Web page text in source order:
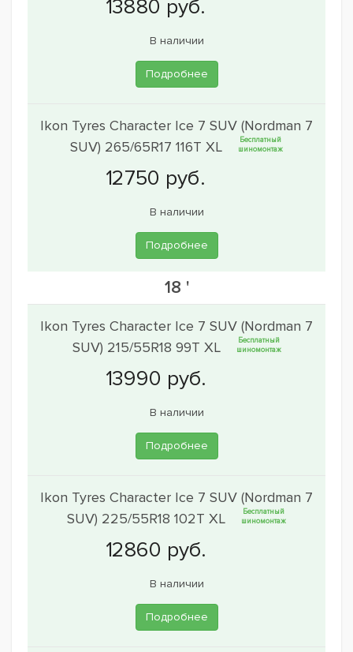
В наличии
Подробнее
Ikon Tyres Character Ice 7 SUV (Nordman 7
SUV) 265/65R17 116T XL
Бесплатный
шиномонтаж
В наличии
Подробнее
18 '
Ikon Tyres Character Ice 7 SUV (Nordman 7
SUV) 215/55R18 99T XL
Бесплатный
шиномонтаж
В наличии
Подробнее
Ikon Tyres Character Ice 7 SUV (Nordman 7
SUV) 225/55R18 102T XL
Бесплатный
шиномонтаж
В наличии
Подробнее